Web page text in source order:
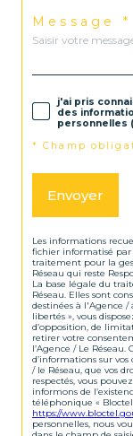
Message *
j'ai pris
des
personnelles
* Champ
Envoyer
Les informations
fichier informatisé
traitement pour la
Réseau qui reste
La base légale du
Réseau. Elles sont
destinées à l'Agence
libertés », vous
d’opposition, de
retirer votre
l’Agence / Le Réseau.
d’informations sur
/ le Réseau, que vos
respectés, vous
informons de
téléphonique «
https://
personnelles, nous